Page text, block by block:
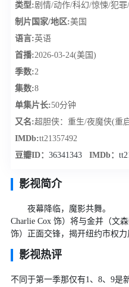
类型:剧情/动作/科幻/惊悚/犯
制片国家/地区:美国
语言:英语
首播:2026-03-24(美国)
季数:2
集数:8
单集片长:50分钟
又名:超胆侠：重生/夜魔侠(重
IMDb:tt21357492
豆瓣ID： 36341343 IMDb：
影视简介
夜幕降临，魔影共舞。 真
Charlie Cox 饰）将与金并（文
饰）正面交锋，揭开纽约市权力
影视热评
不同于第一季那仅有1、8、9是